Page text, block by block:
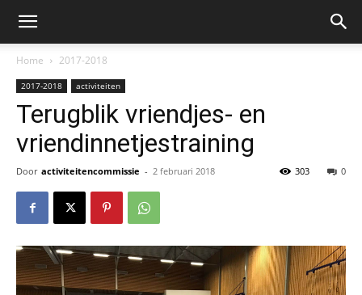
Home 2017-2018
2017-2018 activiteiten
Terugblik vriendjes- en
vriendinnetjestraining
Door activiteitencommissie - 2 februari 2018 0
303